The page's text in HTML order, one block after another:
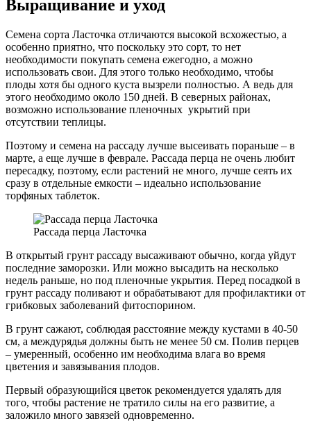
Выращивание и уход
Семена сорта Ласточка отличаются высокой всхожестью, а
особенно приятно, что поскольку это сорт, то нет
необходимости покупать семена ежегодно, а можно
использовать свои. Для этого только необходимо, чтобы
плоды хотя бы одного куста вызрели полностью. А ведь для
этого необходимо около 150 дней. В северных районах,
возможно использование пленочных укрытий при
отсутствии теплицы.
Поэтому и семена на рассаду лучше высеивать пораньше – в
марте, а еще лучше в феврале. Рассада перца не очень любит
пересадку, поэтому, если растений не много, лучше сеять их
сразу в отдельные емкости – идеально использование
торфяных таблеток.
Рассада перца Ласточка
В открытый грунт рассаду высаживают обычно, когда уйдут
последние заморозки. Или можно высадить на несколько
недель раньше, но под пленочные укрытия. Перед посадкой в
грунт рассаду поливают и обрабатывают для профилактики от
грибковых заболеваний фитоспорином.
В грунт сажают, соблюдая расстояние между кустами в 40-50
см, а междурядья должны быть не менее 50 см. Полив перцев
– умеренный, особенно им необходима влага во время
цветения и завязывания плодов.
Первый образующийся цветок рекомендуется удалять для
того, чтобы растение не тратило силы на его развитие, а
заложило много завязей одновременно.